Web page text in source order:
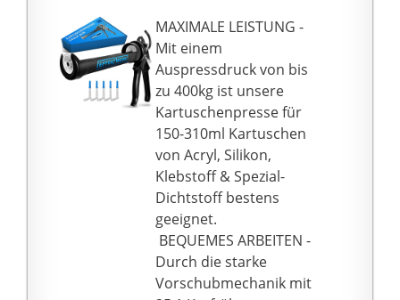
für eine hohe Standzeit
auf jeder Baustelle
Auspressgerät für
Kartuschen bis 310 ml;
Abmessungen: 37 x 6,5
x 21,5 cm; Gewicht: 1,1
Kg
MAXIMALE LEISTUNG -
Mit einem
Auspressdruck von bis
zu 400kg ist unsere
Kartuschenpresse für
150-310ml Kartuschen
von Acryl, Silikon,
Klebstoff & Spezial-
Dichtstoff bestens
geeignet.
BEQUEMES ARBEITEN -
Durch die starke
Vorschubmechanik mit